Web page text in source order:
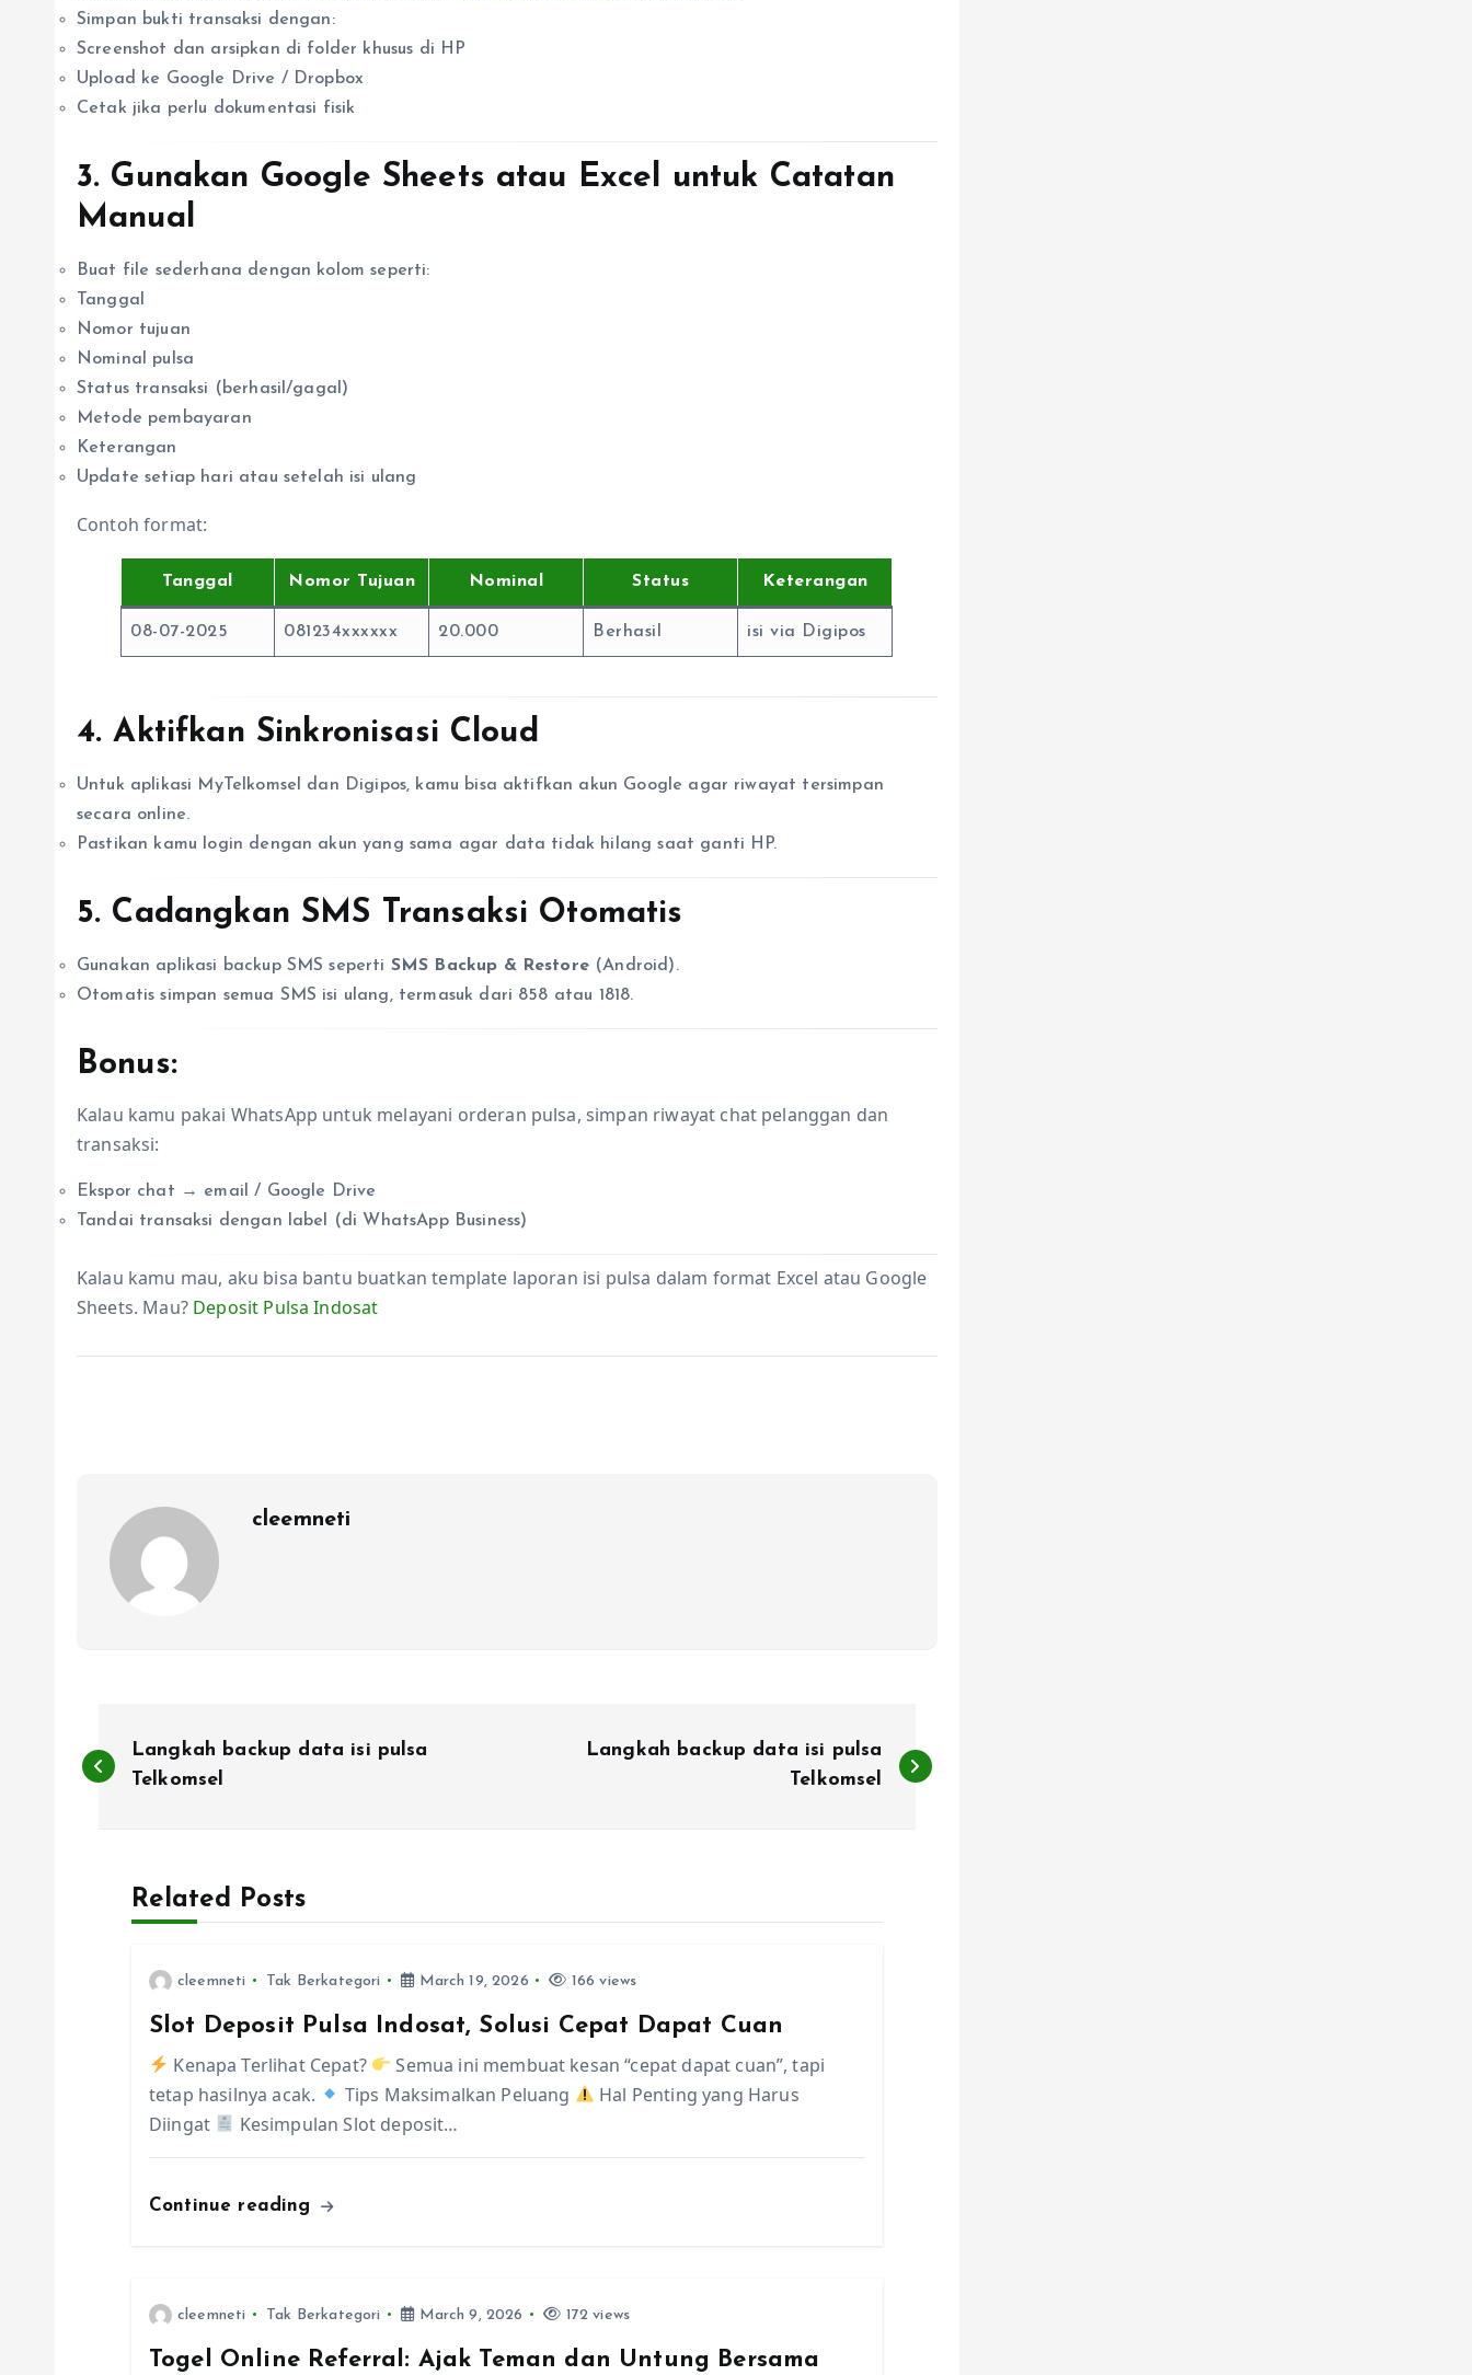
Simpan bukti transaksi dengan:
Screenshot dan arsipkan di folder khusus di HP
Upload ke Google Drive / Dropbox
Cetak jika perlu dokumentasi fisik
3. Gunakan Google Sheets atau Excel untuk Catatan
Manual
Buat file sederhana dengan kolom seperti:
Tanggal
Nomor tujuan
Nominal pulsa
Status transaksi (berhasil/gagal)
Metode pembayaran
Keterangan
Update setiap hari atau setelah isi ulang
Contoh format:
Tanggal Nomor Tujuan Nominal Status Keterangan
08-07-2025 081234xxxxxx 20.000 Berhasil isi via Digipos
4.Aktifkan Sinkronisasi Cloud
Untuk aplikasi MyTelkomsel dan Digipos, kamu bisa aktifkan akun Google agar riwayat tersimpan
secara online.
Pastikan kamu login dengan akun yang sama agar data tidak hilang saat ganti HP.
5. Cadangkan SMS Transaksi Otomatis
Gunakan aplikasi backup SMS seperti SMS Backup & Restore(Android).
Otomatis simpan semua SMS isi ulang, termasuk dari 858 atau 1818.
Bonus:
Kalau kamu pakai WhatsApp untuk melayani orderan pulsa, simpan riwayat chat pelanggan dan
transaksi:
Ekspor chat → email / Google Drive
Tandai transaksi dengan label (di WhatsApp Business)
Kalau kamu mau, aku bisa bantu buatkan template laporan isi pulsa dalam format Excel atau Google
Sheets. Mau? Deposit Pulsa Indosat
cleemneti
o
Langkah backup data isi pulsa
Telkomsel
Langkah backup data isi pulsa
Telkomsel
Related Posts
cleemneti Tak Berkategori March 19, 2026 166 views
Slot Deposit Pulsa Indosat, Solusi Cepat Dapat Cuan
Kenapa Terlihat Cepat?
Semua ini membuat kesan “cepat dapat cuan”, tapi
tetap hasilnya acak.
Tips Maksimalkan Peluang
Hal Penting yang Harus
Diingat
Kesimpulan Slot deposit…
Continue reading
cleemneti Tak Berkategori March 9, 2026 172 views
Togel Online Referral: Ajak Teman dan Untung Bersama